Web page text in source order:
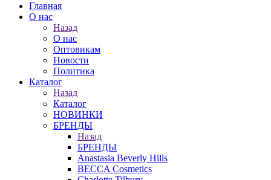
Главная
О нас
Назад
О нас
Оптовикам
Новости
Политика
Каталог
Назад
Каталог
НОВИНКИ
БРЕНДЫ
Назад
БРЕНДЫ
Anastasia Beverly Hills
BECCA Cosmetics